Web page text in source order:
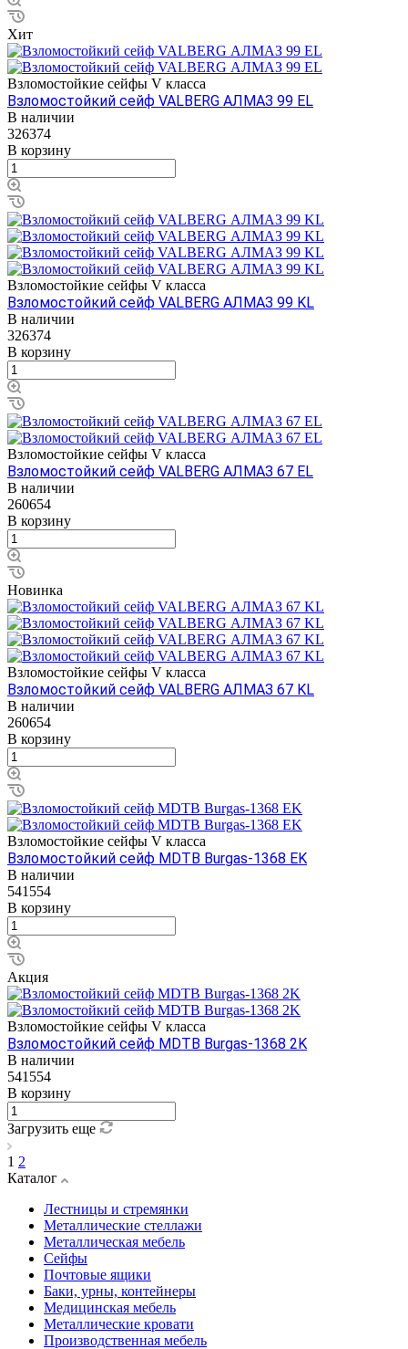
Хит
Взломостойкие сейфы V класса
Взломостойкий сейф VALBERG АЛМАЗ 99 EL
В наличии
326374
В корзину
Взломостойкие сейфы V класса
Взломостойкий сейф VALBERG АЛМАЗ 99 KL
В наличии
326374
В корзину
Взломостойкие сейфы V класса
Взломостойкий сейф VALBERG АЛМАЗ 67 EL
В наличии
260654
В корзину
Новинка
Взломостойкие сейфы V класса
Взломостойкий сейф VALBERG АЛМАЗ 67 KL
В наличии
260654
В корзину
Взломостойкие сейфы V класса
Взломостойкий сейф MDTB Burgas-1368 EK
В наличии
541554
В корзину
Акция
Взломостойкие сейфы V класса
Взломостойкий сейф MDTB Burgas-1368 2K
В наличии
541554
В корзину
Загрузить еще
1 2
Каталог
Лестницы и стремянки
Металлические стеллажи
Металлическая мебель
Сейфы
Почтовые ящики
Баки, урны, контейнеры
Медицинская мебель
Металлические кровати
Производственная мебель